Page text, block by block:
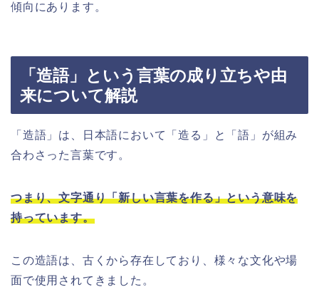
傾向にあります。
「造語」という言葉の成り立ちや由
来について解説
「造語」は、日本語において「造る」と「語」が組み
合わさった言葉です。
つまり、文字通り「新しい言葉を作る」という意味を
持っています。
この造語は、古くから存在しており、様々な文化や場
面で使用されてきました。